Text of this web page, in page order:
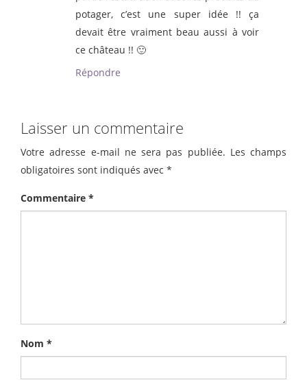
potager, c’est une super idée !! ça
devait être vraiment beau aussi à voir
ce château !! 🙂
Répondre
Laisser un commentaire
Votre adresse e-mail ne sera pas publiée. Les champs
obligatoires sont indiqués avec *
Commentaire *
Nom *